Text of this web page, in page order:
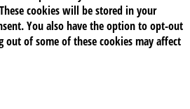
cookies will be stored in your
You also have the option to opt-out
out of some of these cookies may affect